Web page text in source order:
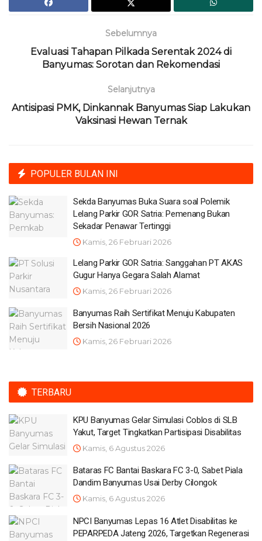
Sebelumnya
Evaluasi Tahapan Pilkada Serentak 2024 di
Banyumas: Sorotan dan Rekomendasi
Selanjutnya
Antisipasi PMK, Dinkannak Banyumas Siap Lakukan
Vaksinasi Hewan Ternak
POPULER BULAN INI
Sekda Banyumas Buka Suara soal Polemik
Lelang Parkir GOR Satria: Pemenang Bukan
Sekadar Penawar Tertinggi
Kamis, 26 Februari 2026
Lelang Parkir GOR Satria: Sanggahan PT AKAS
Gugur Hanya Gegara Salah Alamat
Kamis, 26 Februari 2026
Banyumas Raih Sertifikat Menuju Kabupaten
Bersih Nasional 2026
Kamis, 26 Februari 2026
TERBARU
KPU Banyumas Gelar Simulasi Coblos di SLB
Yakut, Target Tingkatkan Partisipasi Disabilitas
Kamis, 6 Agustus 2026
Bataras FC Bantai Baskara FC 3-0, Sabet Piala
Dandim Banyumas Usai Derby Cilongok
Kamis, 6 Agustus 2026
NPCI Banyumas Lepas 16 Atlet Disabilitas ke
PEPARPEDA Jateng 2026, Targetkan Regenerasi